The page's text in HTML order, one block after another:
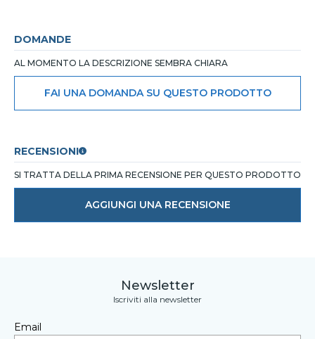
DOMANDE
AL MOMENTO LA DESCRIZIONE SEMBRA CHIARA
FAI UNA DOMANDA SU QUESTO PRODOTTO
RECENSIONI
SI TRATTA DELLA PRIMA RECENSIONE PER QUESTO PRODOTTO
AGGIUNGI UNA RECENSIONE
Newsletter
Iscriviti alla newsletter
Email